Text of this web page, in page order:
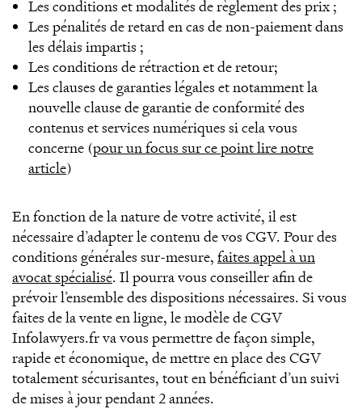
Les conditions et modalités de règlement des prix ;
Les pénalités de retard en cas de non-paiement dans
les délais impartis ;
Les conditions de rétraction et de retour;
Les clauses de garanties légales et notamment la
nouvelle clause de garantie de conformité des
contenus et services numériques si cela vous
concerne (pour un focus sur ce point lire notre
article)
En fonction de la nature de votre activité, il est
nécessaire d’adapter le contenu de vos CGV. Pour des
conditions générales sur-mesure, faites appel à un
avocat spécialisé. Il pourra vous conseiller afin de
prévoir l’ensemble des dispositions nécessaires. Si vous
faites de la vente en ligne, le modèle de CGV
Infolawyers.fr va vous permettre de façon simple,
rapide et économique, de mettre en place des CGV
totalement sécurisantes, tout en bénéficiant d’un suivi
de mises à jour pendant 2 années.